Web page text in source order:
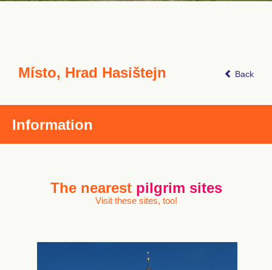
Místo, Hrad Hasištejn Back
Information
The nearest pilgrim sites
Visit these sites, too!